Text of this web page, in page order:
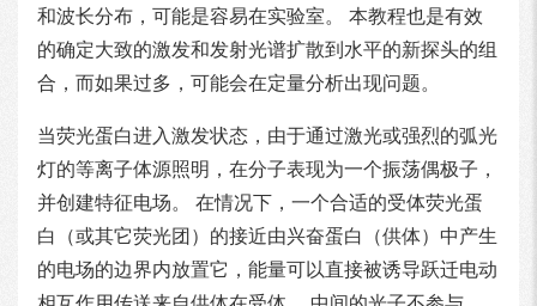
和波长分布，可能是容易在实验室。 本教程也是有效
的确定大致的激发和发射光谱扩散到水平的新探头的组
合，而如果过多，可能会在定量分析出现问题。
当荧光蛋白进入激发状态，由于通过激光或强烈的弧光
灯的等离子体源照明，在分子表现为一个振荡偶极子，
并创建特征电场。 在情况下，一个合适的受体荧光蛋
白（或其它荧光团）的接近由兴奋蛋白（供体）中产生
的电场的边界内放置它，能量可以直接被诱导跃迁电动